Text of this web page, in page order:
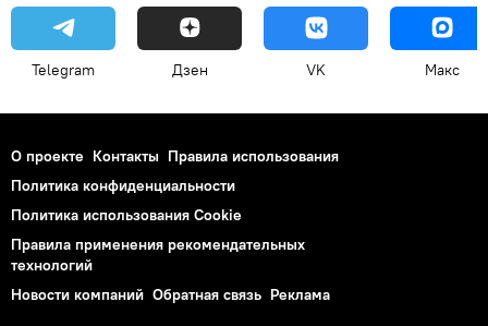
Telegram Дзен VK Макс
О проекте Контакты Правила использования
Политика конфиденциальности
Политика использования Cookie
Правила применения рекомендательных
технологий
Новости компаний Обратная связь Реклама